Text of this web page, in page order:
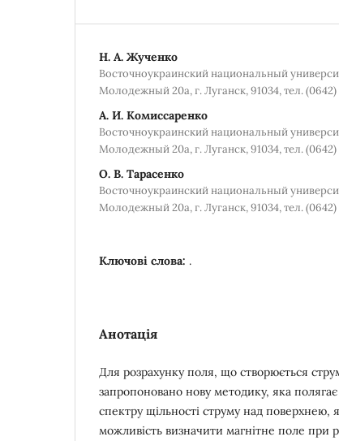
Н. А. Жученко
Восточноукраинский национальный
Молодежный 20а, г. Луганск, 91034, тел. (0642)
А. И. Комиссаренко
Восточноукраинский национальный
Молодежный 20а, г. Луганск, 91034, тел. (0642)
О. В. Тарасенко
Восточноукраинский национальный
Молодежный 20а, г. Луганск, 91034, тел. (0642)
Ключові слова: .
Анотація
Для розрахунку поля, що створюється
запропоновано нову методику, яка
спектру щільності струму над поверхнею,
можливість визначити магнітне поле при